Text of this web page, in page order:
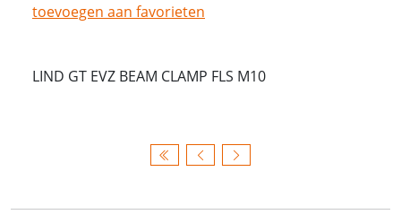
toevoegen aan favorieten
LIND GT EVZ BEAM CLAMP FLS M10